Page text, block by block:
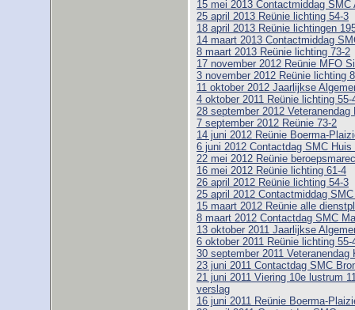
15 mei 2013 Contactmiddag
25 april 2013 Reünie lichting 54-3
18 april 2013 Reünie lichtingen
14 maart 2013 Contactmiddag
8 maart 2013 Reünie lichting 73-2
17 november 2012 Reünie MFO
3 november 2012 Reünie lichting
11 oktober 2012 Jaarlijkse
4 oktober 2011 Reünie lichting 55-
28 september 2012
7 september 2012 Reünie 73-2
14 juni 2012 Reünie Boerma-
6 juni 2012 Contactdag SMC Huis
22 mei 2012 Reünie
16 mei 2012 Reünie lichting 61-4
26 april 2012 Reünie lichting 54-3
25 april 2012 Contactmiddag
15 maart 2012 Reünie alle
8 maart 2012 Contactdag SMC
13 oktober 2011 Jaarlijkse
6 oktober 2011 Reünie lichting 55-
30 september 2011
23 juni 2011 Contactdag SMC
21 juni 2011 Viering 10e lustrum
verslag
16 juni 2011 Reünie Boerma-